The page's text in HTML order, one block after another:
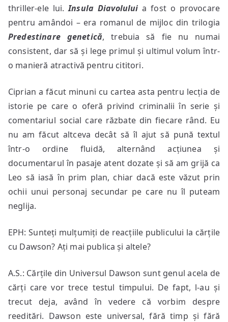
thriller-ele lui.Insula Diavolului a fost o provocare
pentru amândoi – era romanul de mijloc din trilogia
Predestinare genetică, trebuia să fie nu numai
consistent, dar să și lege primul și ultimul volum într-
o manieră atractivă pentru cititori.
Ciprian a făcut minuni cu cartea asta pentru lecția de
istorie pe care o oferă privind criminalii în serie și
comentariul social care răzbate din fiecare rând. Eu
nu am făcut altceva decât să îl ajut să pună textul
într-o ordine fluidă, alternând acțiunea și
documentarul în pasaje atent dozate și să am grijă ca
Leo să iasă în prim plan, chiar dacă este văzut prin
ochii unui personaj secundar pe care nu îl puteam
neglija.
EPH: Sunteți mulțumiți de reacțiile publicului la cărțile
cu Dawson? Ați mai publica și altele?
A.S.: Cărțile din Universul Dawson sunt genul acela de
cărți care vor trece testul timpului. De fapt, l-au și
trecut deja, având în vedere că vorbim despre
reeditări. Dawson este universal, fără timp și fără